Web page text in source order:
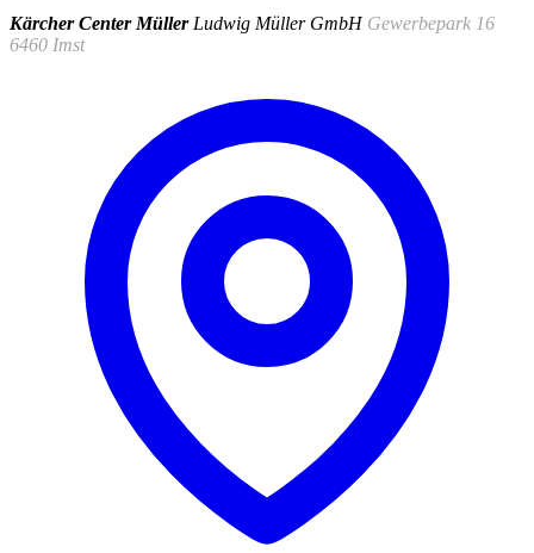
Kärcher Center Müller Ludwig Müller GmbH Gewerbepark 16
6460 Imst